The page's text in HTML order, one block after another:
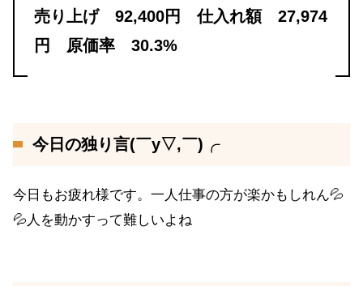
売り上げ 92,400円 仕入れ額 27,974
円 原価率 30.3%
今日の独り言(￣y▽,￣)╭
今日もお疲れ様です。一人仕事の方が楽かもしれん💦
💦人を動かすって難しいよね